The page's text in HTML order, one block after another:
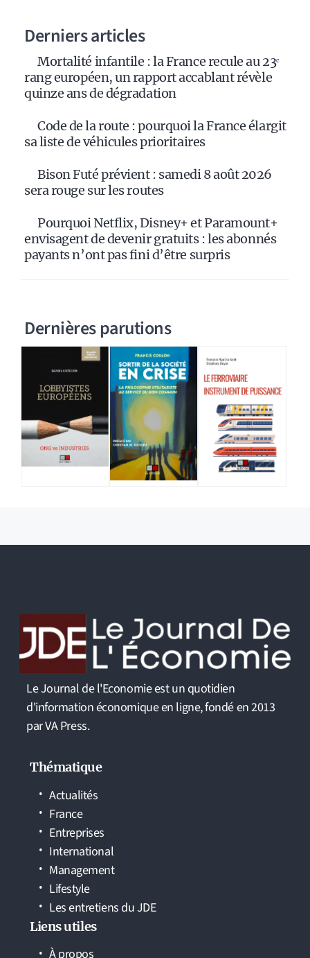
Derniers articles
Mortalité infantile : la France recule au 23ᵉ
rang européen, un rapport accablant révèle
quinze ans de dégradation
Code de la route : pourquoi la France élargit
sa liste de véhicules prioritaires
Bison Futé prévient : samedi 8 août 2026
sera rouge sur les routes
Pourquoi Netflix, Disney+ et Paramount+
envisagent de devenir gratuits : les abonnés
payants n’ont pas fini d’être surpris
Dernières parutions
Le Journal de l'Economie est un quotidien
d'information économique en ligne, fondé en 2013
par VA Press.
Thématique
Actualités
France
Entreprises
International
Management
Lifestyle
Les entretiens du JDE
Liens utiles
À propos